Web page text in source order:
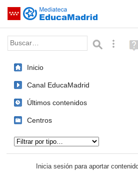
Saltar navegación
Palabra o frase: Búsqueda
(en
Inicio
Canal EducaMadrid
Últimos contenidos
Centros
Inicia sesión para aportar